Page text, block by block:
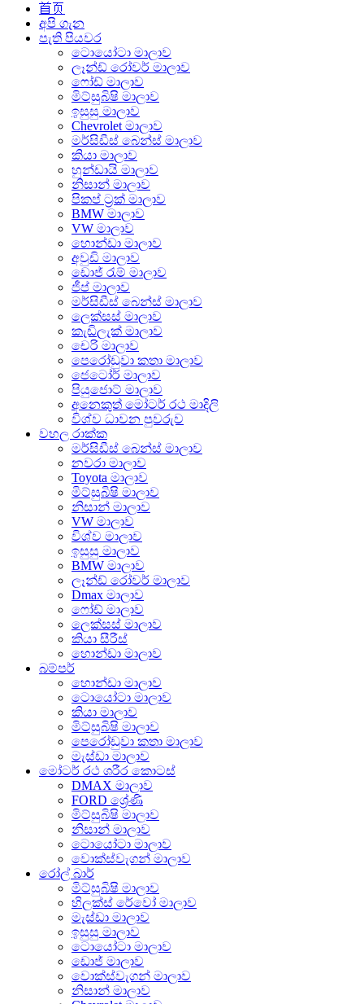
首页
අපි ගැන
පැති පියවර
ටොයෝටා මාලාව
ලෑන්ඩ් රෝවර් මාලාව
ෆෝඩ් මාලාව
මිට්සුබිෂි මාලාව
ඉසුසු මාලාව
Chevrolet මාලාව
මර්සිඩීස් බෙන්ස් මාලාව
කියා මාලාව
හුන්ඩායි මාලාව
නිසාන් මාලාව
පිකප් ට්‍රක් මාලාව
BMW මාලාව
VW මාලාව
හොන්ඩා මාලාව
අවුඩි මාලාව
ඩොජ් රැම් මාලාව
ජීප් මාලාව
මර්සිඩීස් බෙන්ස් මාලාව
ලෙක්සස් මාලාව
කැඩිලැක් මාලාව
චෙරි මාලාව
පෙරෝඩුවා කතා මාලාව
ජෙටෝර් මාලාව
පියුජොට් මාලාව
අනෙකුත් මෝටර් රථ මාදිලි
විශ්ව ධාවන පුවරුව
වහල රාක්ක
මර්සිඩීස් බෙන්ස් මාලාව
නවරා මාලාව
Toyota මාලාව
මිට්සුබිෂි මාලාව
නිසාන් මාලාව
VW මාලාව
විශ්ව මාලාව
ඉසුසු මාලාව
BMW මාලාව
ලෑන්ඩ් රෝවර් මාලාව
Dmax මාලාව
ෆෝඩ් මාලාව
ලෙක්සස් මාලාව
කියා සීරීස්
හොන්ඩා මාලාව
බම්පර්
හොන්ඩා මාලාව
ටොයෝටා මාලාව
කියා මාලාව
මිට්සුබිෂි මාලාව
පෙරෝඩුවා කතා මාලාව
මැස්ඩා මාලාව
මෝටර් රථ ශරීර කොටස්
DMAX මාලාව
FORD ශ්‍රේණි
මිට්සුබිෂි මාලාව
නිසාන් මාලාව
ටොයෝටා මාලාව
වොක්ස්වැගන් මාලාව
රෝල් බාර්
මිට්සුබිෂි මාලාව
හිලක්ස් රේවෝ මාලාව
මැස්ඩා මාලාව
ඉසුසු මාලාව
ටොයෝටා මාලාව
ඩොජ් මාලාව
වොක්ස්වැගන් මාලාව
නිසාන් මාලාව